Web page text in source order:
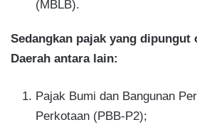
(MBLB).
Sedangkan pajak yang dipungut
Daerah antara lain:
Pajak Bumi dan Bangunan
Perkotaan (PBB-P2);